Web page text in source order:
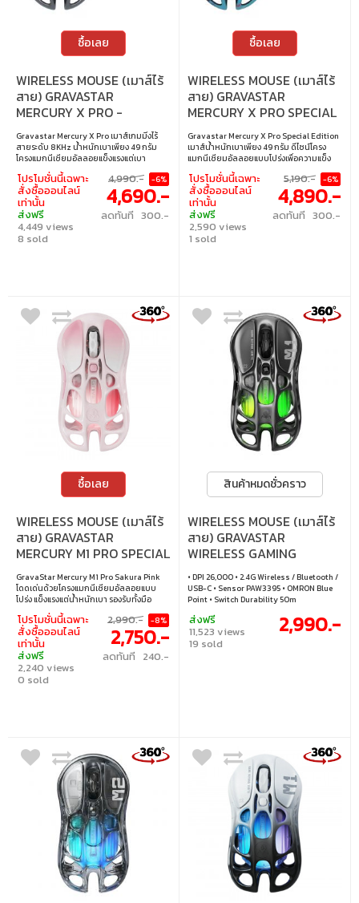
ซื้อเลย
WIRELESS MOUSE (เมาส์ไร้
สาย) GRAVASTAR
MERCURY X PRO -
INTERSTELLAR SILVER
Gravastar Mercury X Pro เมาส์เกมมิ่งไร้
สายระดับ 8KHz น้ำหนักเบาเพียง 49 กรัม
โครงแมกนีเซียมอัลลอยแข็งแรงแต่เบา
ออกแบบตามหลักสรีรศาสตร์ ระบายอากาศดี
เยี่ยม ลดเหงื่อ มือไม่ล้า พร้อมอัตรารีเฟรชสูง
ถึง 8,000Hz ตอบสนองไวเพียง 0.125ms •
DPI : สูงสุด 32,000 • เซ็นเซอร์ :PAW 3950 •
การเชื่อมต่อ : สาย / บลูทูธ 5.1 / 2.4GHz ไร้
สาย • ปุ่มที่ตั้งค่าได้ : 5 ปุ่ม + โปรไฟล์หน่วย
ความจำบนตัวอุปกรณ์ • อัตราการส่งข้อมูล :
โปรโมชั่นนี้เฉพาะ
สั่งซื้อออนไลน์
เท่านั้น
ส่งฟรี
4,449 views
8 sold
4,990.- -6%
4,690.-
ลดทันที 300.-
ซื้อเลย
WIRELESS MOUSE (เมาส์ไร้
สาย) GRAVASTAR
MERCURY X PRO SPECIAL
EDITION - NEON GRAFFITI
Gravastar Mercury X Pro Special Edition
เมาส์น้ำหนักเบาเพียง 49 กรัม ดีไซน์โครง
แมกนีเซียมอัลลอยแบบโปร่งเพื่อความแข็ง
แรงและระบายอากาศ ใช้เซนเซอร์ PAW 3950
ความละเอียดสูงถึง 32,000 DPI รองรับโหมด
การเชื่อมต่อ 3 แบบ (สาย/บลูทูธ/2.4GHz)
ปรับ Polling Rate ได้สูงสุด 8,000Hz พร้อม
ไฟ RGB และแบตเตอรี่ใช้งานยาวนานถึง 110
ชั่วโมง • DPI : สูงสุด 32,000 • เซนเซอร์ :
PAW3950 • การเชื่อมต่อ : สาย, บลูทูธ 5.1,
โปรโมชั่นนี้เฉพาะ
สั่งซื้อออนไลน์
เท่านั้น
ส่งฟรี
2,590 views
1 sold
5,190.- -6%
4,890.-
ลดทันที 300.-
ซื้อเลย
WIRELESS MOUSE (เมาส์ไร้
สาย) GRAVASTAR
MERCURY M1 PRO SPECIAL
EDITION - SAKURA PINK
GravaStar Mercury M1 Pro Sakura Pink
โดดเด่นด้วยโครงแมกนีเซียมอัลลอยแบบ
โปร่ง แข็งแรงแต่น้ำหนักเบา รองรับทั้งมือ
ซ้าย–ขวา มาพร้อมเซนเซอร์ PAW3395, DPI
26,000, ความเร็ว 650 IPS และ Wireless
Polling Rate สูงสุด 4K รองรับใช้งาน 3 โหมด
พร้อมแบตอึดสูงสุด 200 ชม. • DPI : สูงสุด
26,000 DPI • เซนเซอร์ : PAW3395 • การ
เชื่อมต่อ : เเบบมีสาย / บลูทูธ / ไร้สาย 2.4GHz
• ปุ่มที่ตั้งค่าได้ : 5 ปุ่ม • อัตราการส่งข้อมูล :
โปรโมชั่นนี้เฉพาะ
สั่งซื้อออนไลน์
เท่านั้น
ส่งฟรี
2,240 views
0 sold
2,990.- -8%
2,750.-
ลดทันที 240.-
สินค้าหมดชั่วคราว
WIRELESS MOUSE (เมาส์ไร้
สาย) GRAVASTAR
WIRELESS GAMING
MERCURY M1 PRO
(GUNMETAL GRAY)
• DPI 26,000 • 2.4G Wireless / Bluetooth /
USB-C • Sensor PAW3395 • OMRON Blue
Point • Switch Durability 50m
ส่งฟรี
11,523 views
19 sold
2,990.-